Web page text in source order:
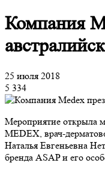
Компания
25 июля 2018
5 334
Мероприятие открыла
MEDEX, врач-
Наталья Евгеньевна
бренда ASAP и его